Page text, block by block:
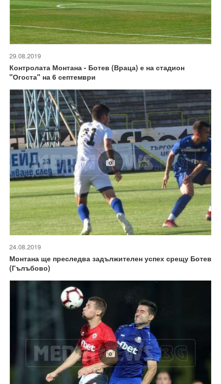
29.08.2019
Контролата Монтана - Ботев (Враца) е на стадион
"Огоста" на 6 септември
24.08.2019
Монтана ще преследва задължителен успех срещу Ботев
(Гълъбово)